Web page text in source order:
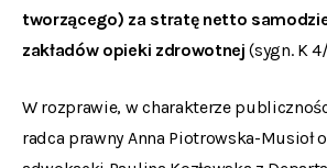
tworzącego) za stratę netto
zakładów opieki zdrowotnej(sygn. K
W rozprawie, w charakterze
radca prawny Anna Piotrowska-Musioł